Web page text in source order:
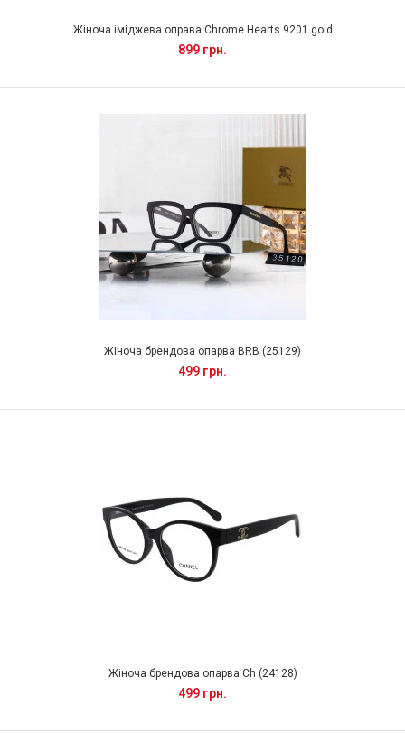
Жіноча іміджева оправа Chrome Hearts 9201 gold
899 грн.
Жіноча брендова опарва BRB (25129)
499 грн.
Жіноча брендова опарва Ch (24128)
499 грн.